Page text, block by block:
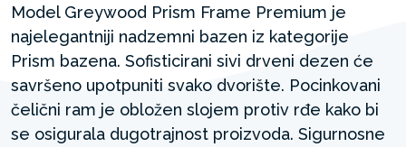
Model Greywood Prism Frame Premium je
najelegantniji nadzemni bazen iz kategorije
Prism bazena. Sofisticirani sivi drveni dezen će
savršeno upotpuniti svako dvorište. Pocinkovani
čelični ram je obložen slojem protiv rđe kako bi
se osigurala dugotrajnost proizvoda. Sigurnosne